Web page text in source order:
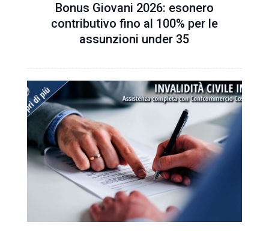
Bonus Giovani 2026: esonero
contributivo fino al 100% per le
assunzioni under 35